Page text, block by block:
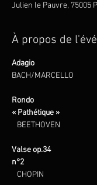
Julien le Pauvre, 75005
À propos de
BACH/MARCELLO
Rondo
«
BEETHOVEN
Valse op.34
CHOPIN